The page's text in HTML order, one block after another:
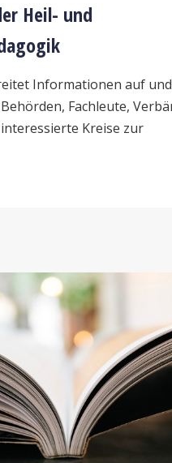
Heil- und
Informationen auf und
Fachleute,
Kreise zur